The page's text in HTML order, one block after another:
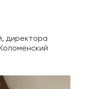
директора